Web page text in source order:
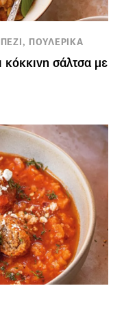
ΠΟΥΛΕΡΙΚΑ
κόκκινη σάλτσα με